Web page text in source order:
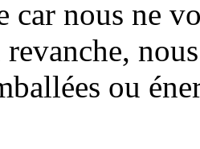
car nous ne
revanche,
ou